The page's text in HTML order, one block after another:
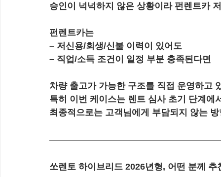
승인이 넉넉하지 않은 상황이라 펀렌트카
펀렌트카는
– 저신용/회생/신불 이력이 있어도
– 직업/소득 조건이 일정 부분 충족된다면
차량 출고가 가능한 구조를 직접 운영하고
특히 이번 케이스는 렌트 심사 초기 단계에
최종적으로는 고객님에게 부담되지 않는
쏘렌토 하이브리드 2026년형, 어떤 분께 추